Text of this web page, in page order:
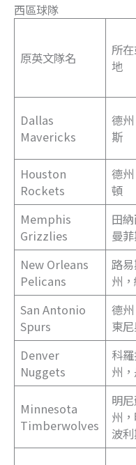
西區球隊
原英文隊名
所
地
Dallas
Mavericks
德
斯
Houston
Rockets
德
頓
Memphis
Grizzlies
田納
曼
New Orleans
Pelicans
路
州
San Antonio
Spurs
德
東
Denver
Nuggets
科
州
Minnesota
Timberwolves
明
州
波